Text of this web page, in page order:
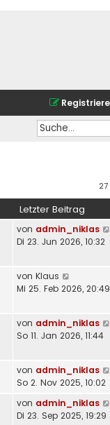
Letzter Beitrag
von admin_niklas
Di 23. Jun 2026, 10:32
von Klaus
Mi 25. Feb 2026, 20:49
von admin_niklas
So 11. Jan 2026, 11:44
von admin_niklas
So 2. Nov 2025, 10:02
von admin_niklas
Di 23. Sep 2025, 19:29